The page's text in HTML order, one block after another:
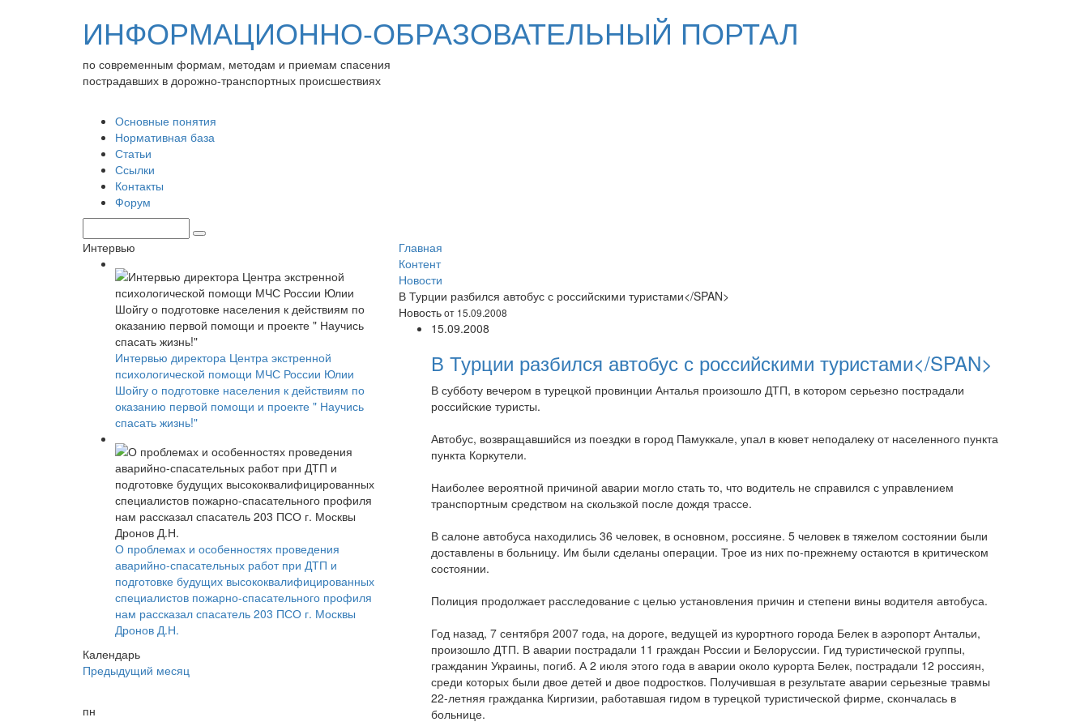
ИНФОРМАЦИОННО-ОБРАЗОВАТЕЛЬНЫЙ ПОРТАЛ
по современным формам, методам и приемам спасения
пострадавших в дорожно-транспортных происшествиях
Основные понятия
Нормативная база
Статьи
Ссылки
Контакты
Форум
Интервью
Интервью директора Центра экстренной
психологической помощи МЧС России Юлии
Шойгу о подготовке населения к действиям по
оказанию первой помощи и проекте " Научись
спасать жизнь!"
О проблемах и особенностях проведения
аварийно-спасательных работ при ДТП и
подготовке будущих высококвалифицированных
специалистов пожарно-спасательного профиля
нам рассказал спасатель 203 ПСО г. Москвы
Дронов Д.Н.
Календарь
Предыдущий месяц
пн
Главная
Контент
Новости
В Турции разбился автобус с российскими туристами</SPAN>
Новостьот 15.09.2008
15.09.2008
В Турции разбился автобус с российскими туристами</SPAN>
В субботу вечером в турецкой провинции Анталья произошло ДТП, в котором серьезно пострадали
российские туристы.
Автобус, возвращавшийся из поездки в город Памуккале, упал в кювет неподалеку от населенного пункта
пункта Коркутели.
Наиболее вероятной причиной аварии могло стать то, что водитель не справился с управлением
транспортным средством на скользкой после дождя трассе.
В салоне автобуса находились 36 человек, в основном, россияне. 5 человек в тяжелом состоянии были
доставлены в больницу. Им были сделаны операции. Трое из них по-прежнему остаются в критическом
состоянии.
Полиция продолжает расследование с целью установления причин и степени вины водителя автобуса.
Год назад, 7 сентября 2007 года, на дороге, ведущей из курортного города Белек в аэропорт Антальи,
произошло ДТП. В аварии пострадали 11 граждан России и Белоруссии. Гид туристической группы,
гражданин Украины, погиб. А 2 июля этого года в аварии около курорта Белек, пострадали 12 россиян,
среди которых были двое детей и двое подростков. Получившая в результате аварии серьезные травмы
22-летняя гражданка Киргизии, работавшая гидом в турецкой туристической фирме, скончалась в
больнице.